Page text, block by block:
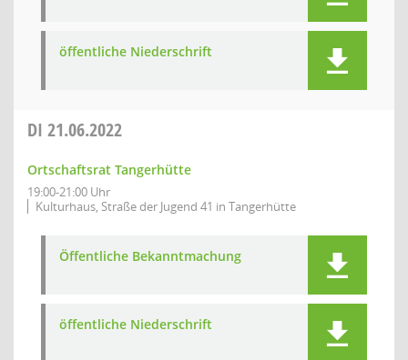
öffentliche Niederschrift
DI 21.06.2022
Ortschaftsrat Tangerhütte
19:00-21:00 Uhr
Kulturhaus, Straße der Jugend 41 in Tangerhütte
Öffentliche Bekanntmachung
öffentliche Niederschrift